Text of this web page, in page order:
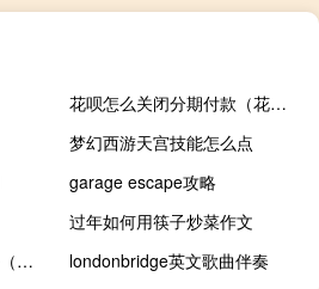
花呗怎么关闭分期付款（花呗怎么关闭）
梦幻西游天宫技能怎么点
garage escape攻略
过年如何用筷子炒菜作文
纽曼移动硬盘怎么样知乎（纽曼移动硬盘怎么样）
londonbridge英文歌曲伴奏